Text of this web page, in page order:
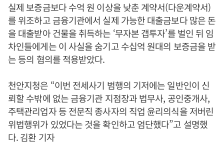
실제 보증금보다 수억 원 이상을 낮춘 계약서(다운계약서)
를 위조하고 금융기관에서 실제 가능한 대출금보다 많은 돈
을 대출받아 건물을 취득하는 ‘무자본 갭투자’를 벌인 뒤 임
차인들에게는 이 사실을 숨기고 수십억 원대의 보증금을 받
는 등의 혐의를 적용받았다.
천안지청은 “이번 전세사기 범행의 기저에는 일반인이 신
뢰할 수밖에 없는 금융기관 지점장과 법무사, 공인중개사,
주택관리업자 등 전문직 종사자의 직업 윤리의식을 저버린
위법행위가 있었다는 것을 확인하고 엄단했다”고 설명했
다. 김환 기자